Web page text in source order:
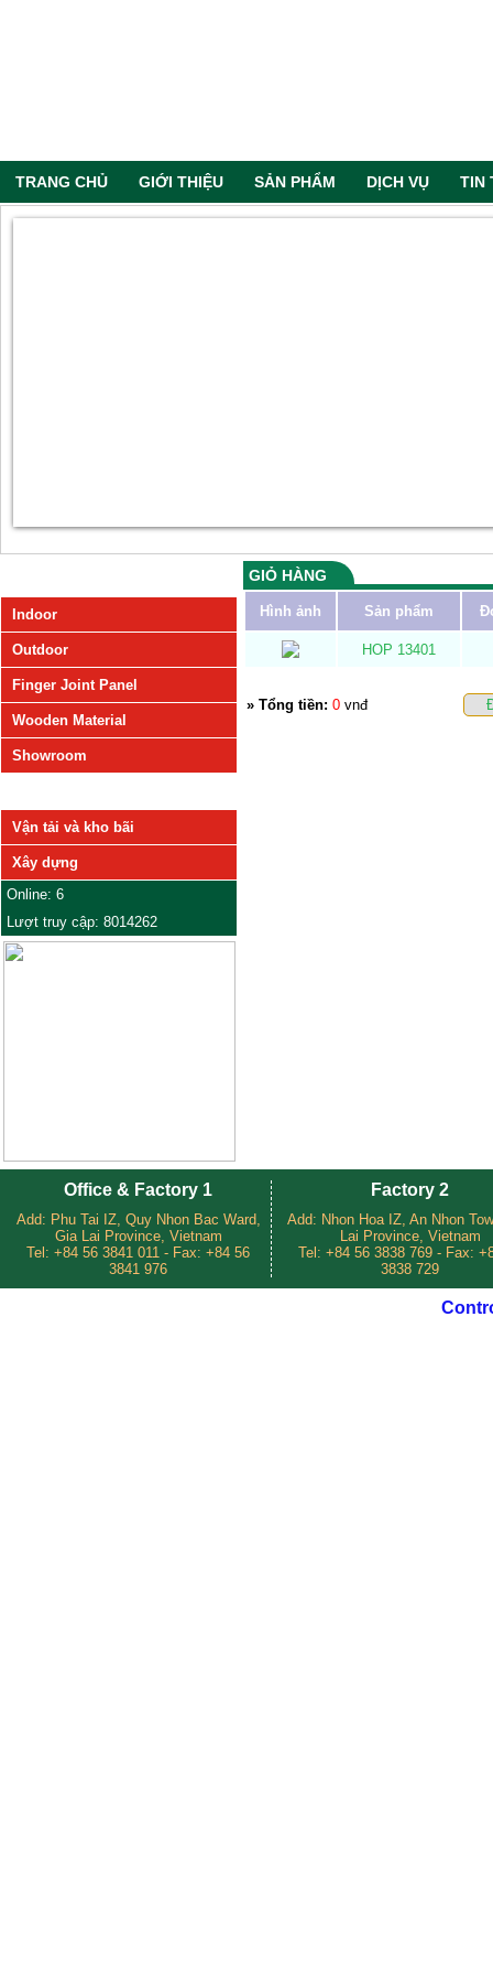
TRANG CHỦ GIỚI THIỆU SẢN PHẨM DỊCH VỤ TIN
Indoor
Outdoor
Finger Joint Panel
Wooden Material
Showroom
Vận tải và kho bãi
Xây dựng
Online: 6
Lượt truy cập: 8014262
GIỎ HÀNG
Hình ảnh Sản phẩm
HOP 13401
» Tổng tiền: 0 vnđ
Office & Factory 1
Add: Phu Tai IZ, Quy Nhon Bac Ward,
Gia Lai Province, Vietnam
Tel: +84 56 3841 011 - Fax: +84 56
3841 976
Factory 2
Add: Nhon Hoa IZ, An Nhon
Lai Province, Vietnam
Tel: +84 56 3838 769 - Fax:
3838 729